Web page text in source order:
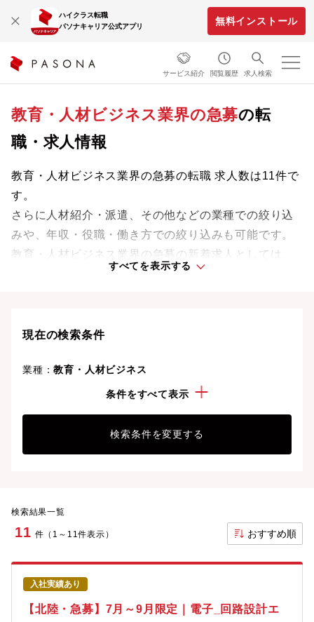
ハイクラス転職
パソナキャリア公式アプリ
無料インストール
サービス紹介 閲覧履歴 求人検索
教育・人材ビジネス業界の急募の転
職・求人情報
教育・人材ビジネス業界の急募の転職 求人数は11件で
す。
さらに人材紹介・派遣、その他などの業種での絞り込
みや、年収・役職・働き方での絞り込みも可能です。
教育・人材ビジネス業界の急募の新着求人としては、
パーソルＡＶＣテクノロジー株式会社などがありま
り、次のキャリアステージへと踏み出しましょう。
すべてを表示する
現在の検索条件
業種：教育・人材ビジネス
条件をすべて表示
検索条件を変更する
検索結果一覧
11 件（1～11件表示） おすすめ順
入社実績あり
【北陸・急募】7月～9月限定｜電子_回路設計エ